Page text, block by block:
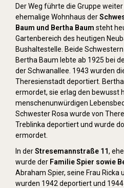
Der Weg führte die Gruppe weiter
ehemalige Wohnhaus der
Baum und Bertha Baum steht
Gartenbereich des heutigen
Bushaltestelle. Beide
Bertha Baum lebte ab 1925 bei
der Schwanallee. 1943 wurden
Theresienstadt deportiert.
ermordet, sie erlag den bewusst
menschenunwürdigen
Schwester Rosa wurde von
Treblinka deportiert und wurde
ermordet.
In derStresemannstraße 11,
wurde der Familie Spier sowie
Abraham Spier, seine Frau Ricka
wurden 1942 deportiert und